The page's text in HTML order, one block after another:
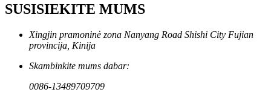
SUSISIEKITE MUMS
Xingjin pramoninė zona Nanyang Road Shishi City Fujian
provincija, Kinija
Skambinkite mums dabar:
0086-13489709709